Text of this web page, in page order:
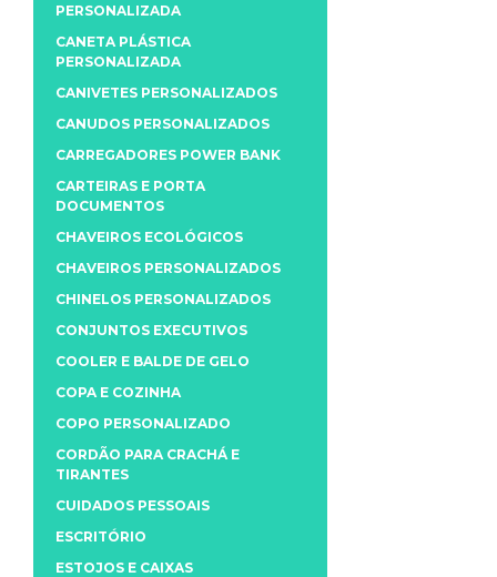
PERSONALIZADA
CANETA PLÁSTICA
PERSONALIZADA
CANIVETES PERSONALIZADOS
CANUDOS PERSONALIZADOS
CARREGADORES POWER BANK
CARTEIRAS E PORTA
DOCUMENTOS
CHAVEIROS ECOLÓGICOS
CHAVEIROS PERSONALIZADOS
CHINELOS PERSONALIZADOS
CONJUNTOS EXECUTIVOS
COOLER E BALDE DE GELO
COPA E COZINHA
COPO PERSONALIZADO
CORDÃO PARA CRACHÁ E
TIRANTES
CUIDADOS PESSOAIS
ESCRITÓRIO
ESTOJOS E CAIXAS